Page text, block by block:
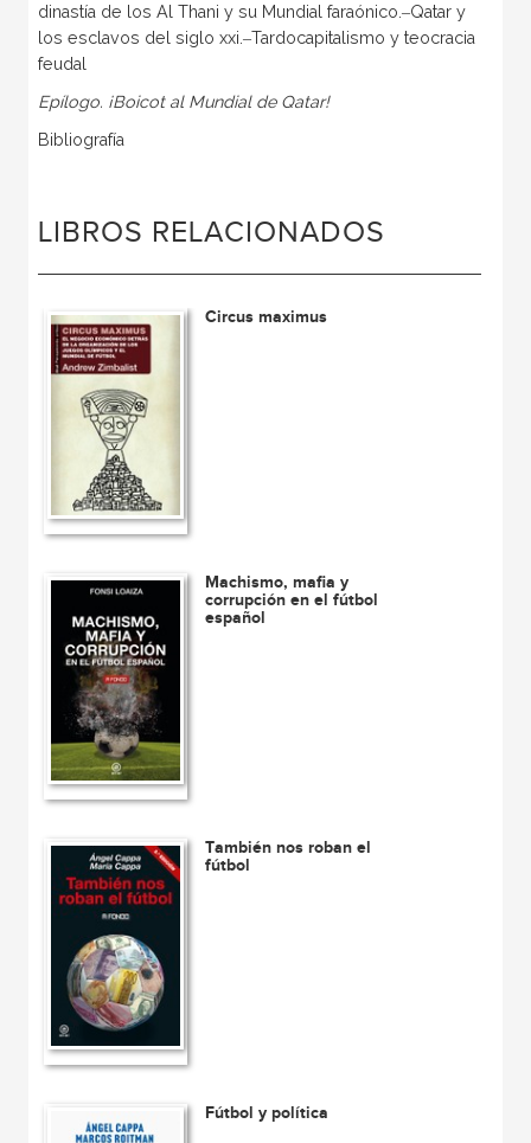
dinastía de los Al Thani y su Mundial faraónico.‒Qatar y
los esclavos del siglo xxi.‒Tardocapitalismo y teocracia
feudal
Epílogo. ¡Boicot al Mundial de Qatar!
Bibliografía
LIBROS RELACIONADOS
Circus maximus
Machismo, mafia y
corrupción en el fútbol
español
También nos roban el
fútbol
Fútbol y política